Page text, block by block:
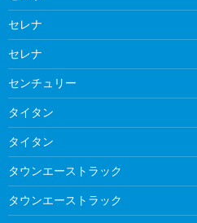
セレナ
セレナ
センチュリー
タイタン
タイタン
タウンエーストラック
タウンエーストラック